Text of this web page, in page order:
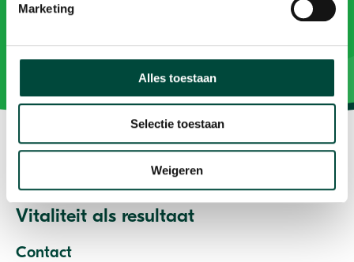
Marketing
Alles toestaan
Selectie toestaan
Weigeren
Vitaliteit als resultaat
Contact